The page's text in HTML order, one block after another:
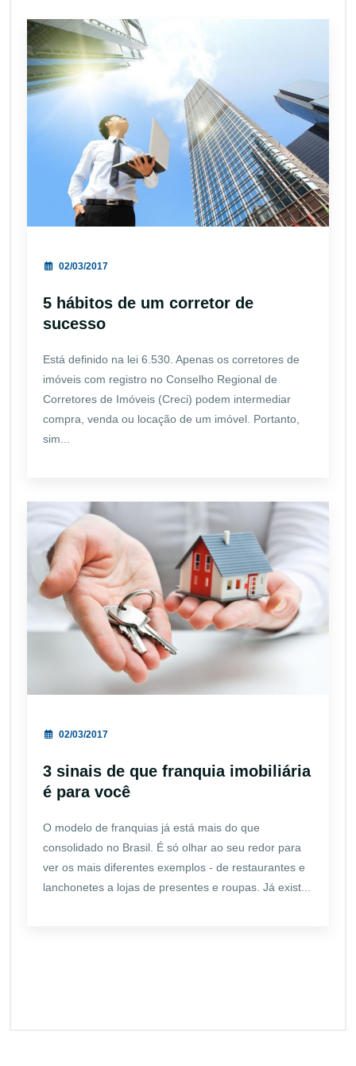
02/03/2017
5 hábitos de um corretor de
sucesso
Está definido na lei 6.530. Apenas os corretores de
imóveis com registro no Conselho Regional de
Corretores de Imóveis (Creci) podem intermediar
compra, venda ou locação de um imóvel. Portanto,
sim...
02/03/2017
3 sinais de que franquia imobiliária
é para você
O modelo de franquias já está mais do que
consolidado no Brasil. É só olhar ao seu redor para
ver os mais diferentes exemplos - de restaurantes e
lanchonetes a lojas de presentes e roupas. Já exist...